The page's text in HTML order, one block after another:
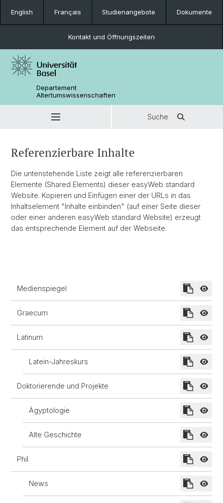
English Français Studienangebote Dokumente
Kontakt und Öffnungszeiten
Departement
Altertumswissenschaften
Suche
Referenzierbare Inhalte
Die untenstehende Liste zeigt alle referenzierbaren
Elemente (Shared Elements) dieser easyWeb standard
Website. Kopieren und Einfügen einer der URLs in das
Inhaltselement "Inhalte einbinden" (auf einer Seite dieser
oder einer anderen easyWeb standard Website) erzeugt
das entsprechende Element auf der Webseite.
Medienspiegel
Graecum
Latinum
Latein-Jahreskurs
Doktorierende und Projekte
Ägyptologie
Alte Geschichte
Phil
News